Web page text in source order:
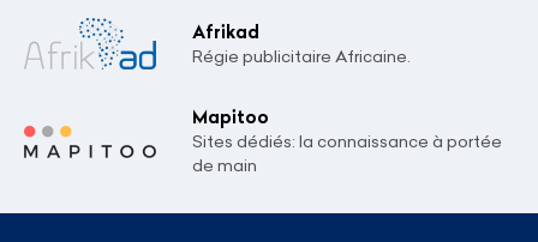
Afrikad
Régie publicitaire Africaine.
Mapitoo
Sites dédiés: la connaissance à portée
de main